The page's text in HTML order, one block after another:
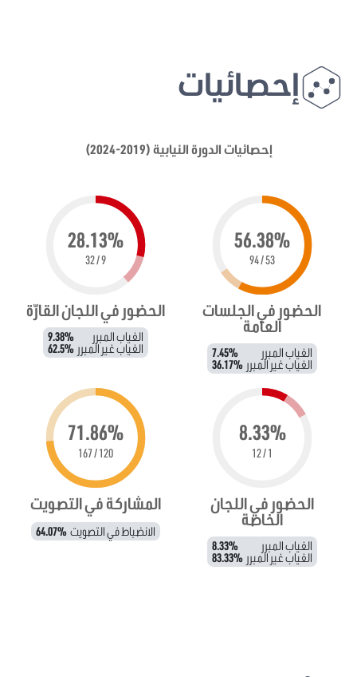
إحصائيات
إحصائيات الدورة النيابية (2019-2024)
56.38%
53 / 94
الحضور في الجلسات
العامة
الغياب المبرر 7.45%
الغياب غير المبرر 36.17%
28.13%
9 / 32
الحضور في اللجان القارّة
الغياب المبرر 9.38%
الغياب غير المبرر 62.5%
8.33%
1 / 12
الحضور في اللجان
الخاصة
الغياب المبرر 8.33%
الغياب غير المبرر 83.33%
71.86%
120 / 167
المشاركة في التصويت
الانضباط في التصويت 64.07%